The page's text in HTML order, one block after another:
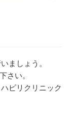
ましょう。
さい。
ビリクリニック